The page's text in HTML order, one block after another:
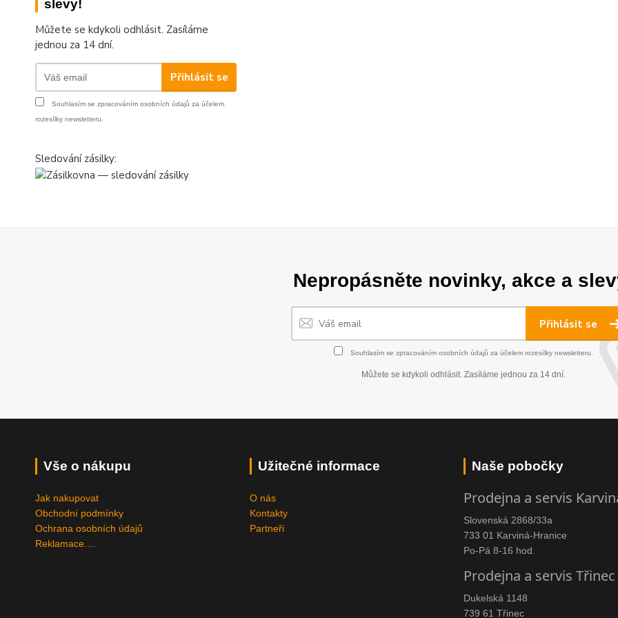
slevy!
Můžete se kdykoli odhlásit. Zasíláme
jednou za 14 dní.
Přihlásit se
Souhlasím se zpracováním osobních údajů za účelem
rozesílky newsletteru.
Sledování zásilky:
Nepropásněte novinky, akce a
Přihlásit se
Souhlasím se zpracováním osobních údajů za účelem rozesílky newsletteru.
Můžete se kdykoli odhlásit. Zasíláme jednou za 14 dní.
Vše o nákupu
Jak nakupovat
Obchodní podmínky
Ochrana osobních údajů
Reklamace....
Užitečné informace
O nás
Kontakty
Partneři
Naše pobočky
Prodejna a servis
Slovenská 2868/33a
733 01 Karviná-Hranice
Po-Pá 8-16 hod.
Prodejna a servis Třinec
Dukelská 1148
739 61 Třinec